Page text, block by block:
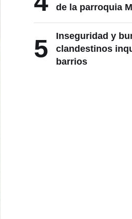
de la parroquia
5
Inseguridad y
clandestinos
barrios